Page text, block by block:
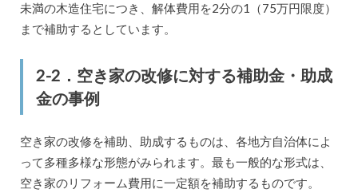
未満の木造住宅につき、解体費用を2分の1（75万円限度）
まで補助するとしています。
2-2．空き家の改修に対する補助金・助成
金の事例
空き家の改修を補助、助成するものは、各地方自治体によ
って多種多様な形態がみられます。最も一般的な形式は、
空き家のリフォーム費用に一定額を補助するものです。